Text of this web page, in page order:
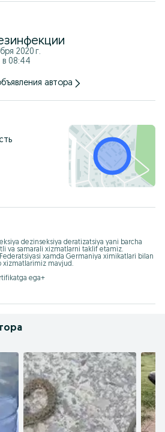
карши дезинфекция хизмати мавжуд
против других насекомых
2020 г.
08:44
автора
dezinseksiya deratizatsiya yani barcha
va samarali xizmatlarni taklif etamiz.
xamda Germaniya ximikatlari bilan
xizmatlarimiz mavjud.
ega+